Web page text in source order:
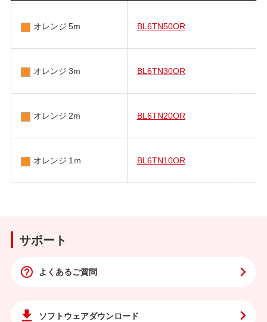
オレンジ 5m BL6TN50OR
オレンジ 3m BL6TN30OR
オレンジ 2m BL6TN20OR
オレンジ 1ｍ BL6TN10OR
サポート
よくあるご質問
ソフトウェアダウンロード